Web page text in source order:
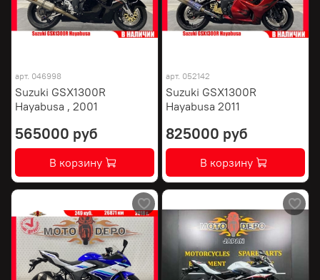
арт. 046998
Suzuki GSX1300R
Hayabusa , 2001
565000 руб
В корзину
арт. 052142
Suzuki GSX1300R
Hayabusa 2011
825000 руб
В корзину